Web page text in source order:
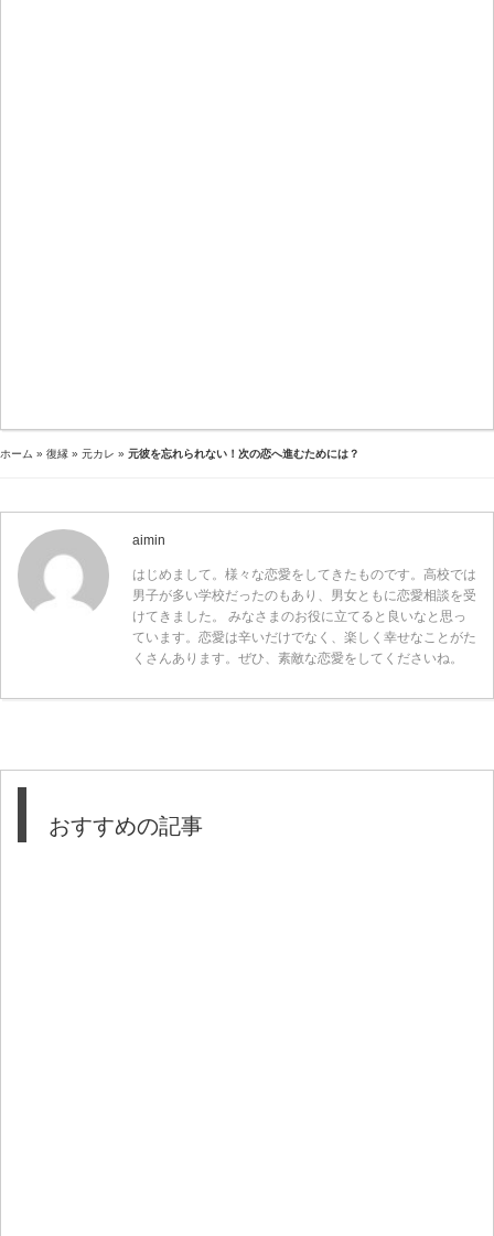
ホーム » 復縁 » 元カレ » 元彼を忘れられない！次の恋へ進むためには？
aimin
はじめまして。様々な恋愛をしてきたものです。高校では
男子が多い学校だったのもあり、男女ともに恋愛相談を受
けてきました。 みなさまのお役に立てると良いなと思っ
ています。恋愛は辛いだけでなく、楽しく幸せなことがた
くさんあります。ぜひ、素敵な恋愛をしてくださいね。
おすすめの記事